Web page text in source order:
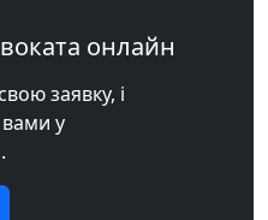
онлайн
заявку, і
вами у